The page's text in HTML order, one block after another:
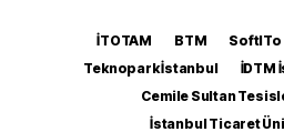
İTOTAM BTM SoftITo
Teknopark İstanbul
İDTM
Cemile Sultan
İstanbul Ticaret